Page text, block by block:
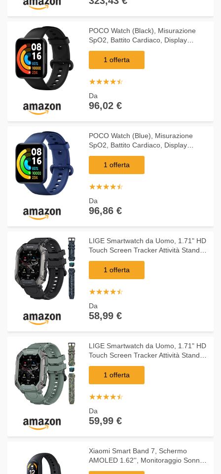
POCO Watch (Black), Misurazione
SpO2, Battito Cardiaco, Display
AMOLED da 1,6", GPS, Resistenza
all'acqua ATM, Nero, Versione Italiana
1 offerta
☆☆☆☆☆
★★★★★
Da
96,02 €
POCO Watch (Blue), Misurazione
SpO2, Battito Cardiaco, Display
AMOLED da 1,6", GPS, Resistenza
all'acqua ATM, Blu, Versione Italiana
1 offerta
☆☆☆☆☆
★★★★★
Da
96,86 €
LIGE Smartwatch da Uomo, 1.71" HD
Touch Screen Tracker Attività Standby
Lungo con Cardiofrequenzimetro
Fitness Tracker, IP68 Impermeabile
Outdoor Mili
1 offerta
☆☆☆☆☆
★★★★★
Da
58,99 €
LIGE Smartwatch da Uomo, 1.71" HD
Touch Screen Tracker Attività Standby
Lungo con Cardiofrequenzimetro
Fitness Tracker, IP68 Impermeabile
Outdoor Mili
1 offerta
☆☆☆☆☆
★★★★★
Da
59,99 €
Xiaomi Smart Band 7, Schermo
AMOLED 1.62'', Monitoraggio Sonno,
SpO2, Frequenza Cardiaca, VO2max,